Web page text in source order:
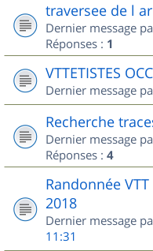
traversee de l
Dernier message
Réponses : 1
VTTETISTES
Dernier message
Recherche
Dernier message
Réponses : 4
Randonnée VTT
2018
Dernier message
11:31